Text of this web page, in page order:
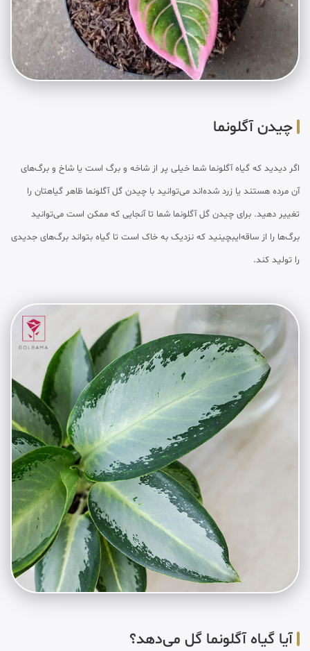
چیدن آگلونما
اگر دیدید که گیاه آگلونما شما خیلی پر از شاخه و برگ است یا شاخ و برگ‌های
آن مرده هستند یا زرد شده‌اند می‌توانید با چیدن گل آگلونما ظاهر گیاهتان را
تغییر دهید. برای چیدن گل آگلونما شما تا آنجایی که ممکن است می‌توانید
برگ‌ها را از ساقه‌ایبچینید که نزدیک به خاک است تا گیاه بتواند برگ‌های جدیدی
را تولید کند.
آیا گیاه آگلونما گل می‌دهد؟